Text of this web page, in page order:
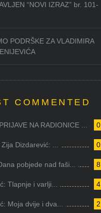
“NOVI IZRAZ” br. 101-
PODRŠKE ZA VLADIMIRA
COMMENTED
0
NA RADIONICE ...
0
Dizdarević: ...
8
pobjede nad faši...
4
Tlapnje i varlji...
2
Moja dvije i dva...